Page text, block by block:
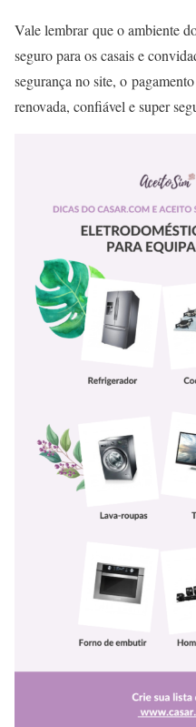
Vale lembrar que o ambiente
seguro para os casais e
segurança no site, o
renovada, confiável e super